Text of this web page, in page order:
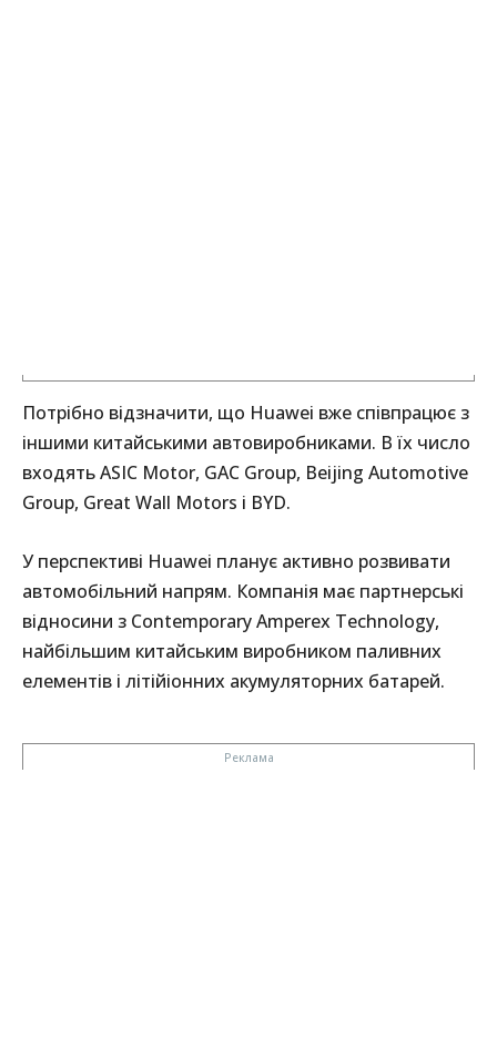
Потрібно відзначити, що Huawei вже співпрацює з
іншими китайськими автовиробниками. В їх число
входять ASIC Motor, GAC Group, Beijing Automotive
Group, Great Wall Motors і BYD.
У перспективі Huawei планує активно розвивати
автомобільний напрям. Компанія має партнерські
відносини з Contemporary Amperex Technology,
найбільшим китайським виробником паливних
елементів і літійіонних акумуляторних батарей.